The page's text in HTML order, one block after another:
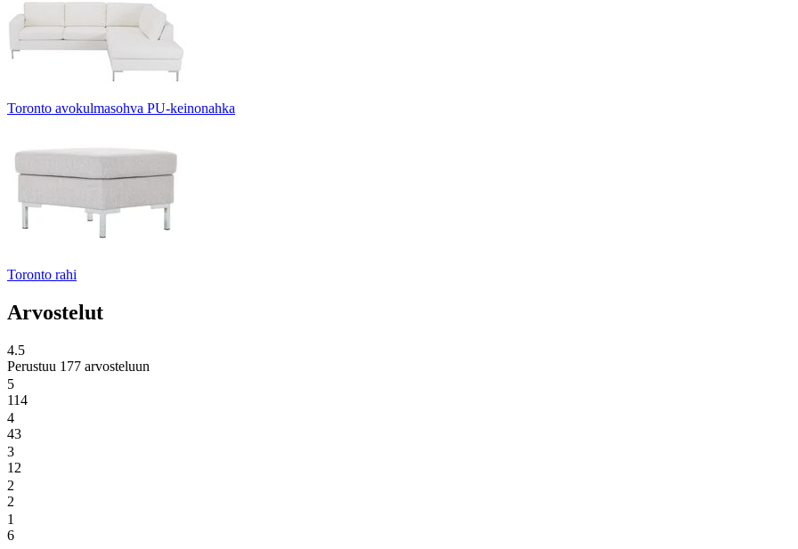
Toronto avokulmasohva PU-keinonahka
Toronto rahi
Arvostelut
4.5
Perustuu 177 arvosteluun
5
114
4
43
3
12
2
2
1
6